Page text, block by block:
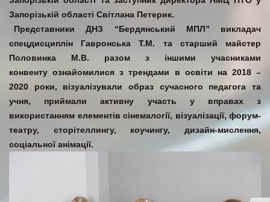
Запорізькій області Світлана Петерик.
Представники ДНЗ “Бердянський МПЛ” викладач
спецдисциплін Гавронська Т.М. та старший майстер
Половинка М.В. разом з іншими учасниками
конвенту ознайомилися з трендами в освіти на 2018 –
2020 роки, візуалізували образ сучасного педагога та
учня, приймали активну участь у вправах з
використанням елементів сінемалогії, візуалізації, форум-
театру, сторітеллингу, коучингу, дизайн-мислення,
соціальної анімації.